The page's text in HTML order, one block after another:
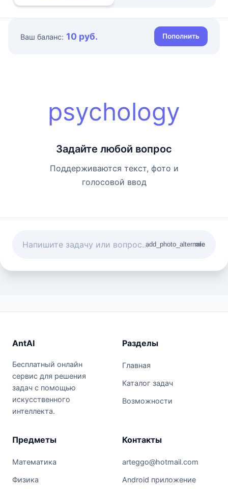
Ваш баланс: 10 руб. Пополнить
psychology
Задайте любой вопрос
Поддерживаются текст, фото и
голосовой ввод
add_photo_alternate
mic
AntAI
Бесплатный онлайн
сервис для решения
задач с помощью
искусственного
интеллекта.
Разделы
Главная
Каталог задач
Возможности
Предметы
Математика
Физика
Контакты
arteggo@hotmail.com
Android приложение